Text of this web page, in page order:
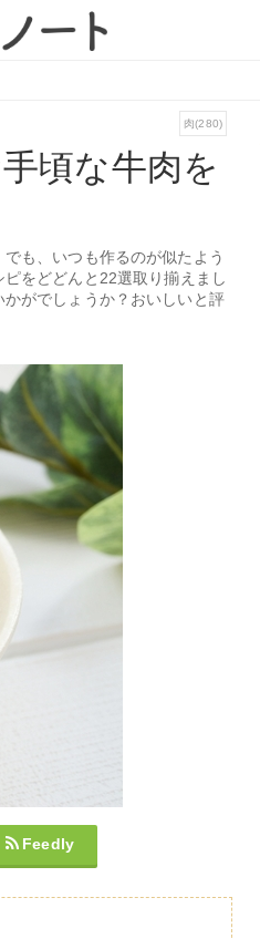
肉(280)
頃な牛肉を
も、いつも作るのが似たよう
をどどんと22選取り揃えまし
がでしょうか？おいしいと評
Feedly